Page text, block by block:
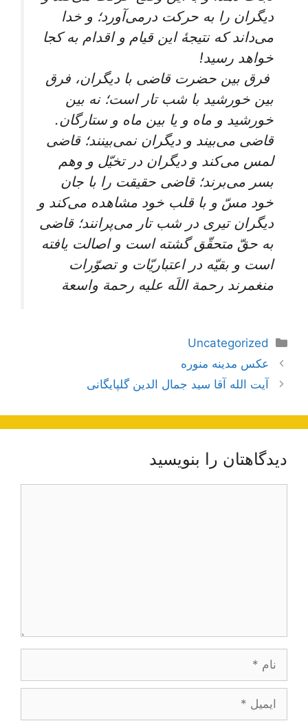
دیگران را به حرکت درمی‌آورد؛ و خدا
می‌داند که نتیجۀ این قیام و اقدام به کجا
خواهد رسید!
فرق بین حضرت قاضی با دیگران، فرق
بین خورشید با شب تار است؛ نه بین
خورشید و ماه و یا بین ماه و ستارگان.
قاضی می‌بیند و دیگران نمی‌بینند؛ قاضی
لمس می‌کند و دیگران در تخیّل و وهم
بسر می‌برند؛ قاضی حقیقت را با جان
خود مسّ و با قلب خود مشاهده می‌کند و
دیگران تیری در شب تار می‌پرانند؛ قاضی
به حقّ متحقّق گشته است و اصالت یافته
است و بقیّه در اعتباریّات و تصوّرات
منغمرند رحمة اللَه علیه رحمة واسعة
دسته‌ها
Uncategorized
ناوبری
نوشته‌ها
عکس مدینه منوره
آیت الله آقا سید جمال‌ الدین گلپایگانی
دیدگاهتان را بنویسید
ایمیل